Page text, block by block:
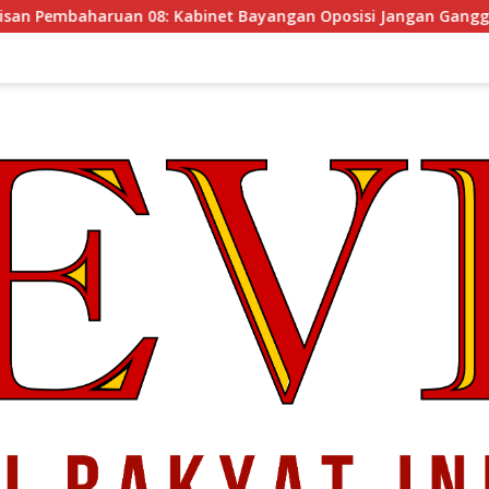
Bayangan Oposisi Jangan Ganggu Stabilitas Nasional dan